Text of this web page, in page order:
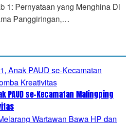
1: Pernyataan yang Menghina Di
Panggiringan,…
PAUD se-Kecamatan Malingping